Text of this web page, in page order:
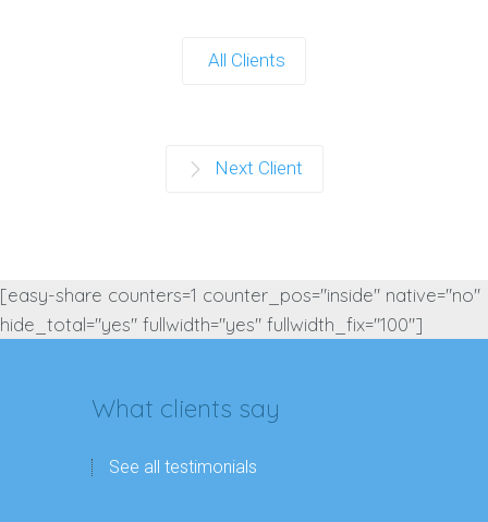
All Clients
Next Client
[easy-share counters=1 counter_pos="inside" native="no"
hide_total="yes" fullwidth="yes" fullwidth_fix="100"]
What clients say
See all testimonials